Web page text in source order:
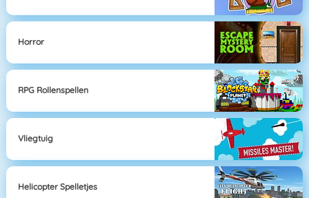
Horror
RPG Rollenspellen
Vliegtuig
Helicopter Spelletjes